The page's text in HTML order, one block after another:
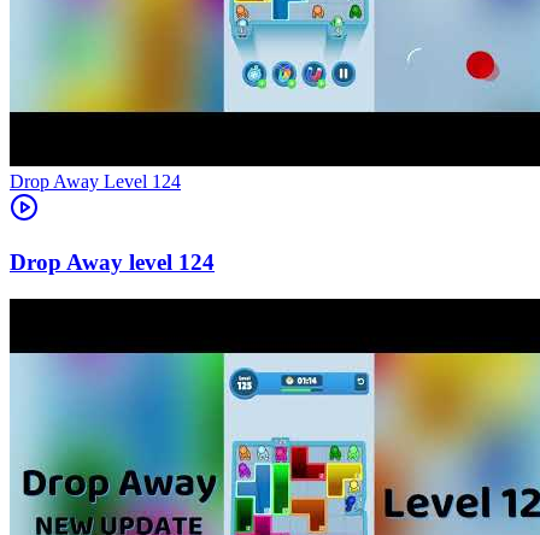
Level 124
124